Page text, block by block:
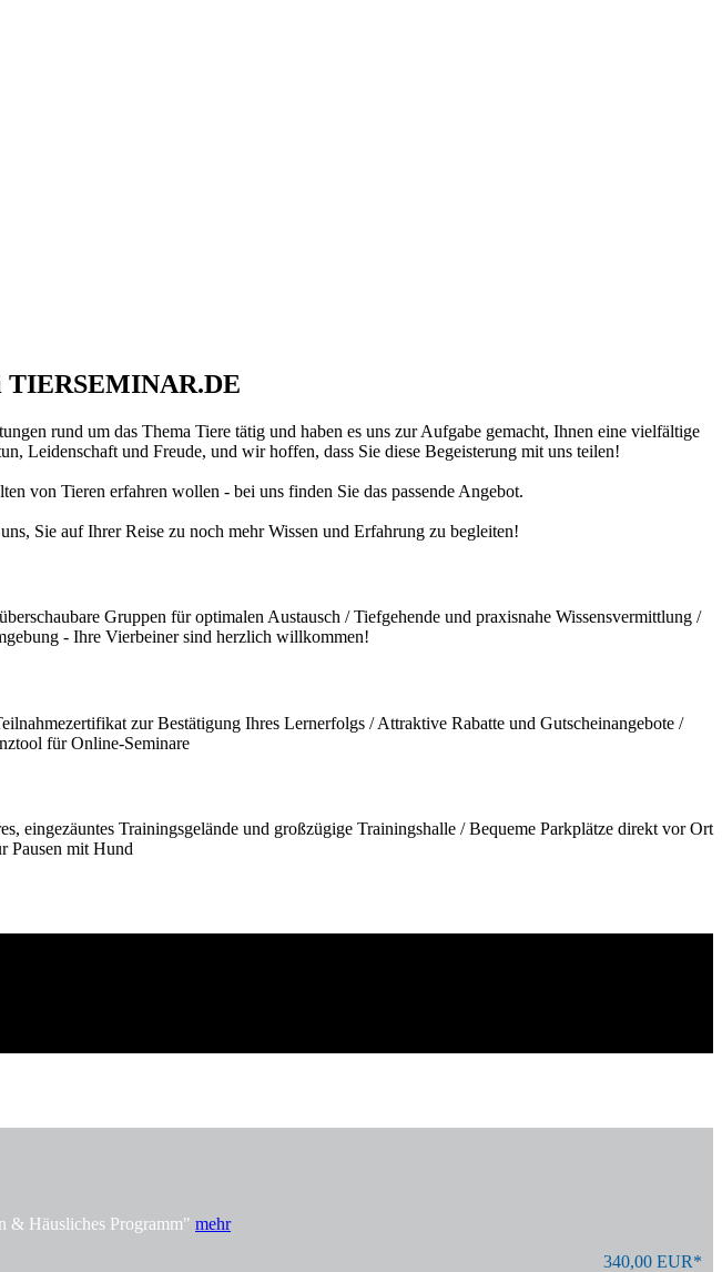
TIERSEMINAR.DE
rund um das Thema Tiere tätig und haben es uns zur Aufgabe gemacht, Ihnen eine vielfältige
Leidenschaft und Freude, und wir hoffen, dass Sie diese Begeisterung mit uns teilen!
von Tieren erfahren wollen - bei uns finden Sie das passende Angebot.
Sie auf Ihrer Reise zu noch mehr Wissen und Erfahrung zu begleiten!
Gruppen für optimalen Austausch / Tiefgehende und praxisnahe Wissensvermittlung /
- Ihre Vierbeiner sind herzlich willkommen!
zur Bestätigung Ihres Lernerfolgs / Attraktive Rabatte und Gutscheinangebote /
für Online-Seminare
eingezäuntes Trainingsgelände und großzügige Trainingshalle / Bequeme Parkplätze direkt vor Ort
Pausen mit Hund
Häusliches Programm" mehr
340,00 EUR*